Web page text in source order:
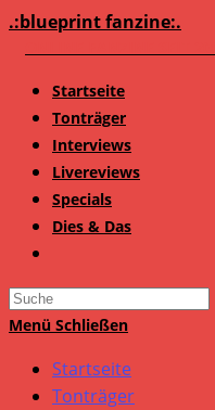
Zum
.:blueprint fanzine:.
Startseite
Tonträger
Interviews
Livereviews
Specials
Dies & Das
Search
this
Menü Schließen
Startseite
Tonträger